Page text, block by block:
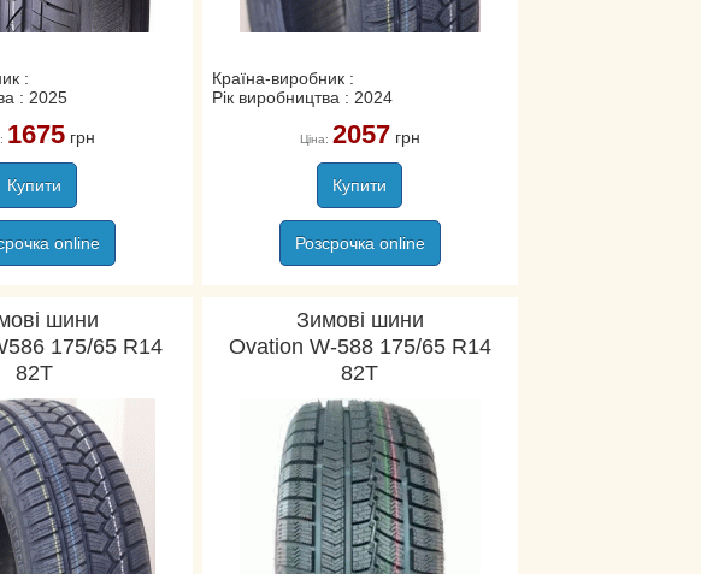
:
: 2025
1675грн
Купити
online
Країна-виробник :
Рік виробництва : 2024
Ціна: 2057грн
Купити
Розсрочка online
шини
175/65 R14
82T
Зимові шини
Ovation W-588 175/65 R14
82T